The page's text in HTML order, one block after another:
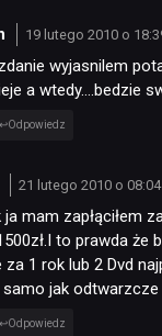
NEWSY
RECENZJE
19 lutego 2010 o
wyjasnilem
a wtedy….bedzie
Odpowiedz
21 lutego 2010 o 08:04
mam zapłąciłem
to prawda że
za 1 rok lub 2 Dvd
samo jak
Odpowiedz